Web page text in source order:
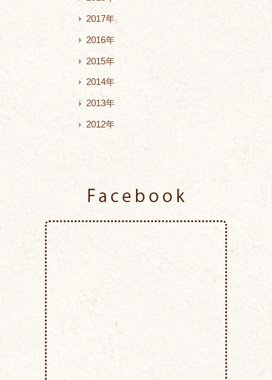
2017年
2016年
2015年
2014年
2013年
2012年